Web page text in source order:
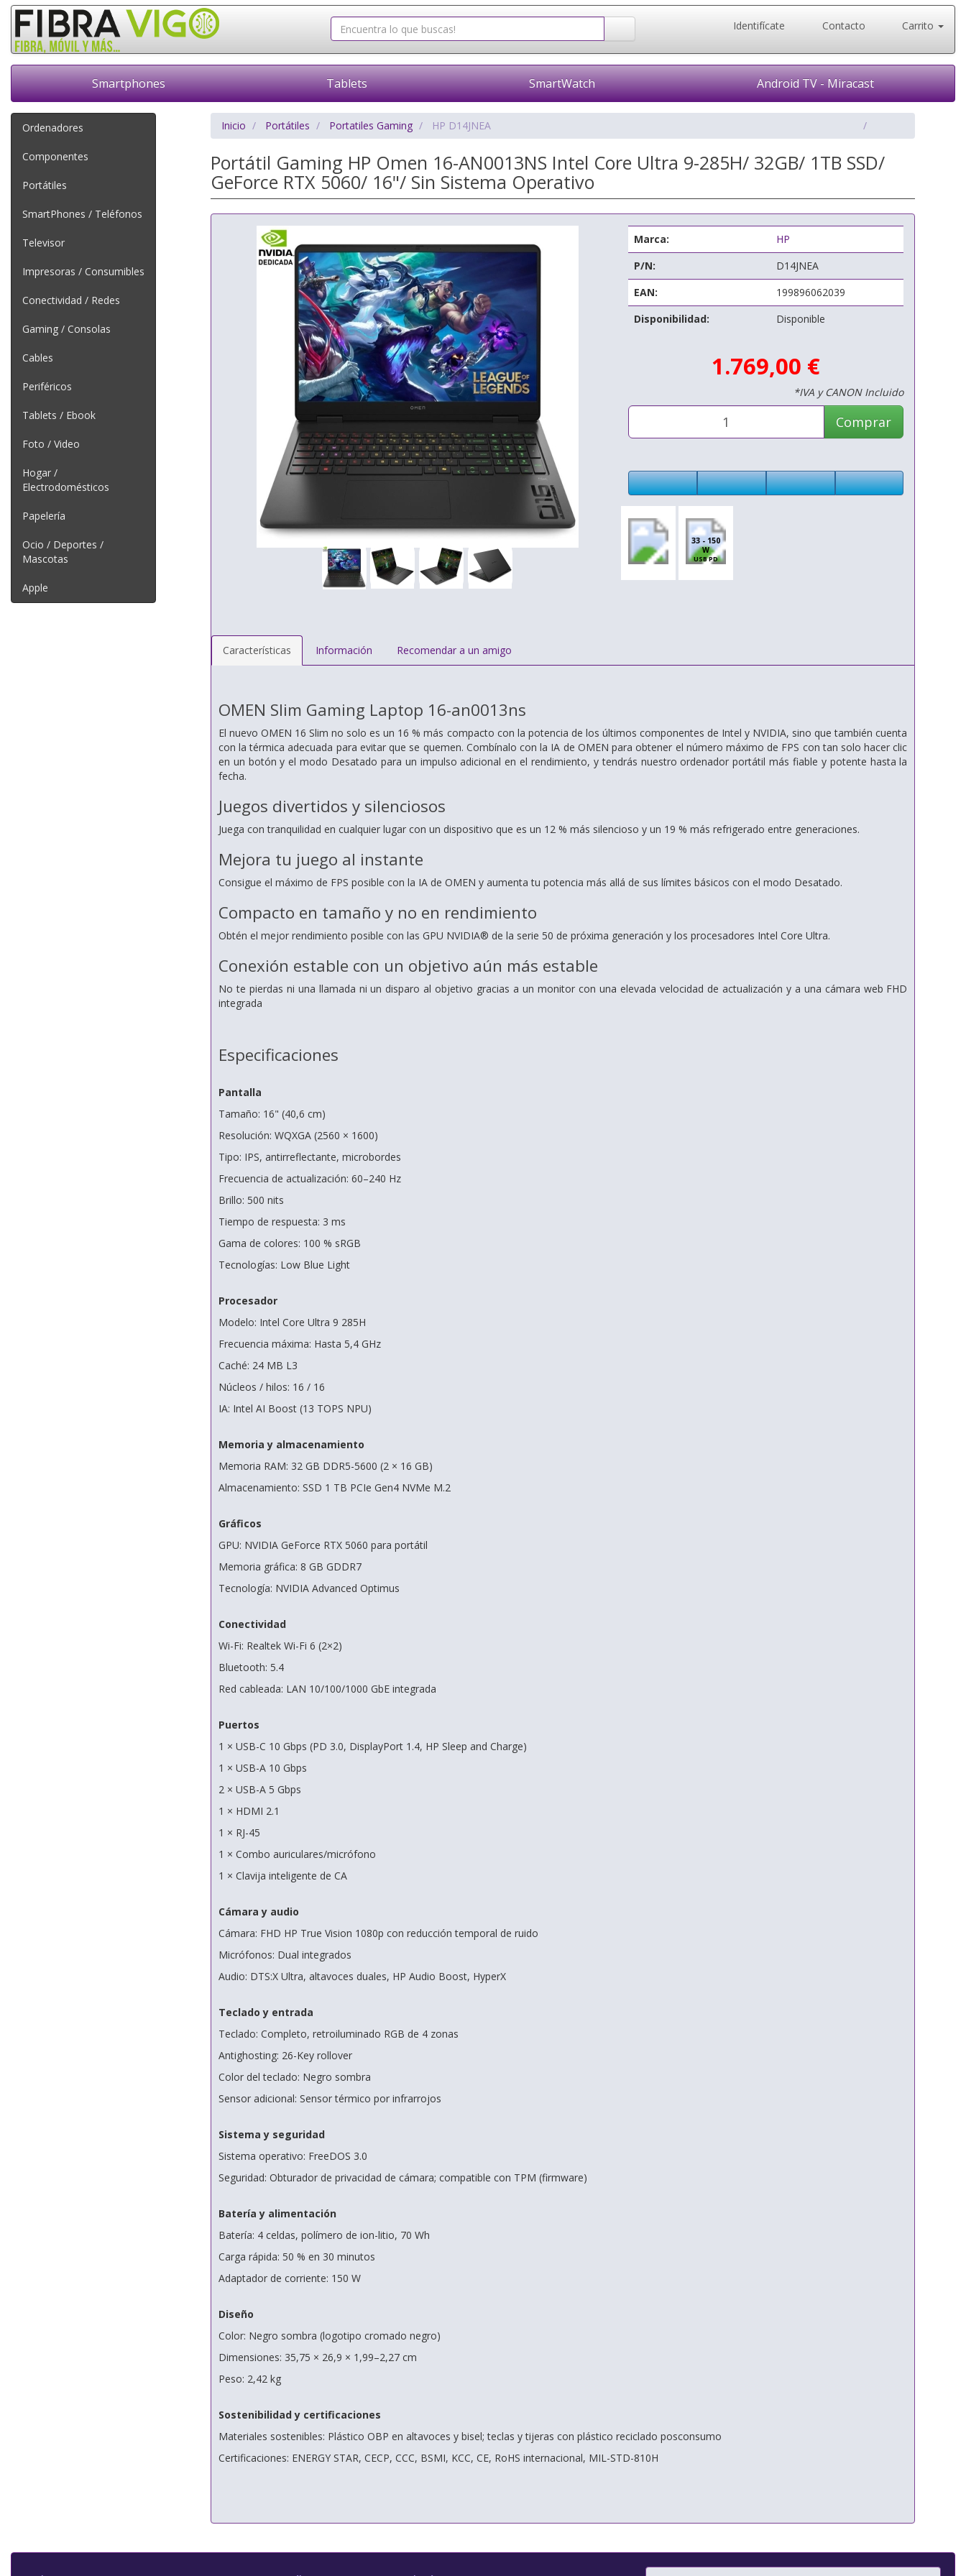
Identifícate Contacto Carrito
Smartphones Tablets SmartWatch Android TV - Miracast
Ordenadores
Componentes
Portátiles
SmartPhones / Teléfonos
Televisor
Impresoras / Consumibles
Conectividad / Redes
Gaming / Consolas
Cables
Periféricos
Tablets / Ebook
Foto / Video
Hogar /
Electrodomésticos
Papelería
Ocio / Deportes /
Mascotas
Apple
Inicio Portátiles Portatiles Gaming HP D14JNEA
Portátil Gaming HP Omen 16-AN0013NS Intel Core Ultra 9-285H/ 32GB/ 1TB SSD/
GeForce RTX 5060/ 16"/ Sin Sistema Operativo
Marca:
HP
P/N:
D14JNEA
EAN:
199896062039
Disponibilidad:
Disponible
1.769,00 €
*IVA y CANON Incluido
Comprar
33 - 150
W
USB PD
Características Información Recomendar a un amigo
OMEN Slim Gaming Laptop 16-an0013ns
El nuevo OMEN 16 Slim no solo es un 16 % más compacto con la potencia de los últimos componentes de Intel y NVIDIA, sino que también cuenta
con la térmica adecuada para evitar que se quemen. Combínalo con la IA de OMEN para obtener el número máximo de FPS con tan solo hacer clic
en un botón y el modo Desatado para un impulso adicional en el rendimiento, y tendrás nuestro ordenador portátil más fiable y potente hasta la
fecha.
Juegos divertidos y silenciosos
Juega con tranquilidad en cualquier lugar con un dispositivo que es un 12 % más silencioso y un 19 % más refrigerado entre generaciones.
Mejora tu juego al instante
Consigue el máximo de FPS posible con la IA de OMEN y aumenta tu potencia más allá de sus límites básicos con el modo Desatado.
Compacto en tamaño y no en rendimiento
Obtén el mejor rendimiento posible con las GPU NVIDIA® de la serie 50 de próxima generación y los procesadores Intel Core Ultra.
Conexión estable con un objetivo aún más estable
No te pierdas ni una llamada ni un disparo al objetivo gracias a un monitor con una elevada velocidad de actualización y a una cámara web FHD
integrada
Especificaciones
Pantalla
Tamaño: 16" (40,6 cm)
Resolución: WQXGA (2560 × 1600)
Tipo: IPS, antirreflectante, microbordes
Frecuencia de actualización: 60–240 Hz
Brillo: 500 nits
Tiempo de respuesta: 3 ms
Gama de colores: 100 % sRGB
Tecnologías: Low Blue Light
Procesador
Modelo: Intel Core Ultra 9 285H
Frecuencia máxima: Hasta 5,4 GHz
Caché: 24 MB L3
Núcleos / hilos: 16 / 16
IA: Intel AI Boost (13 TOPS NPU)
Memoria y almacenamiento
Memoria RAM: 32 GB DDR5-5600 (2 × 16 GB)
Almacenamiento: SSD 1 TB PCIe Gen4 NVMe M.2
Gráficos
GPU: NVIDIA GeForce RTX 5060 para portátil
Memoria gráfica: 8 GB GDDR7
Tecnología: NVIDIA Advanced Optimus
Conectividad
Wi-Fi: Realtek Wi-Fi 6 (2×2)
Bluetooth: 5.4
Red cableada: LAN 10/100/1000 GbE integrada
Puertos
1 × USB-C 10 Gbps (PD 3.0, DisplayPort 1.4, HP Sleep and Charge)
1 × USB-A 10 Gbps
2 × USB-A 5 Gbps
1 × HDMI 2.1
1 × RJ-45
1 × Combo auriculares/micrófono
1 × Clavija inteligente de CA
Cámara y audio
Cámara: FHD HP True Vision 1080p con reducción temporal de ruido
Micrófonos: Dual integrados
Audio: DTS:X Ultra, altavoces duales, HP Audio Boost, HyperX
Teclado y entrada
Teclado: Completo, retroiluminado RGB de 4 zonas
Antighosting: 26-Key rollover
Color del teclado: Negro sombra
Sensor adicional: Sensor térmico por infrarrojos
Sistema y seguridad
Sistema operativo: FreeDOS 3.0
Seguridad: Obturador de privacidad de cámara; compatible con TPM (firmware)
Batería y alimentación
Batería: 4 celdas, polímero de ion-litio, 70 Wh
Carga rápida: 50 % en 30 minutos
Adaptador de corriente: 150 W
Diseño
Color: Negro sombra (logotipo cromado negro)
Dimensiones: 35,75 × 26,9 × 1,99–2,27 cm
Peso: 2,42 kg
Sostenibilidad y certificaciones
Materiales sostenibles: Plástico OBP en altavoces y bisel; teclas y tijeras con plástico reciclado posconsumo
Certificaciones: ENERGY STAR, CECP, CCC, BSMI, KCC, CE, RoHS internacional, MIL-STD-810H